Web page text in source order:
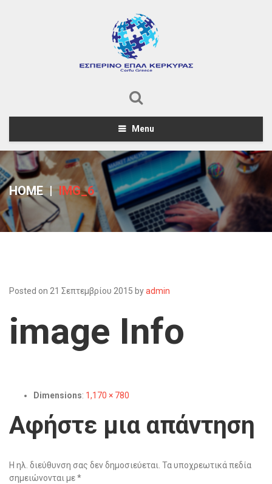
Menu
HOME | IMG_6
Posted on 21 Σεπτεμβρίου 2015 byadmin
image Info
Dimensions: 1,170 × 780
Αφήστε μια απάντηση
Η ηλ. διεύθυνση σας δεν δημοσιεύεται. Τα υποχρεωτικά πεδία
σημειώνονται με*